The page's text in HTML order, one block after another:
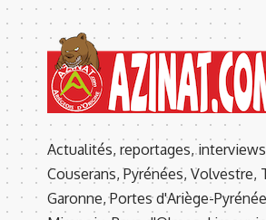
Actualités, reportages,
Couserans, Pyrénées, Volvestre,
Garonne, Portes d'Ariège-